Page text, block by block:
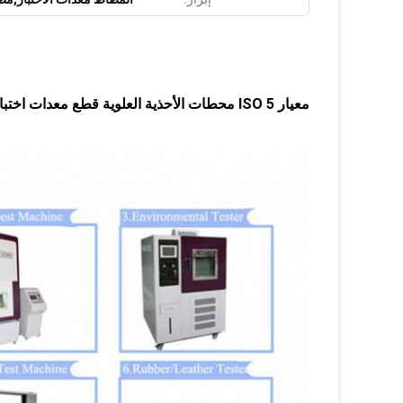
معيار ISO 5 محطات الأحذية العلوية قطع معدات اختبار المقاومة